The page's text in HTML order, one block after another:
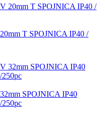
T SPOJNICA IP40 /
SPOJNICA IP40